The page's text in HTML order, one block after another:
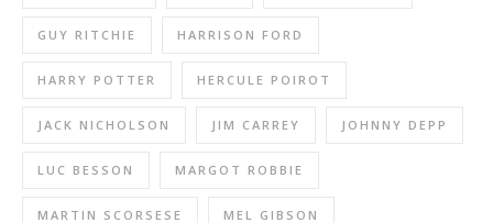
GUY RITCHIE HARRISON FORD
HARRY POTTER HERCULE POIROT
JACK NICHOLSON JIM CARREY JOHNNY DEPP
LUC BESSON MARGOT ROBBIE
MARTIN SCORSESE MEL GIBSON